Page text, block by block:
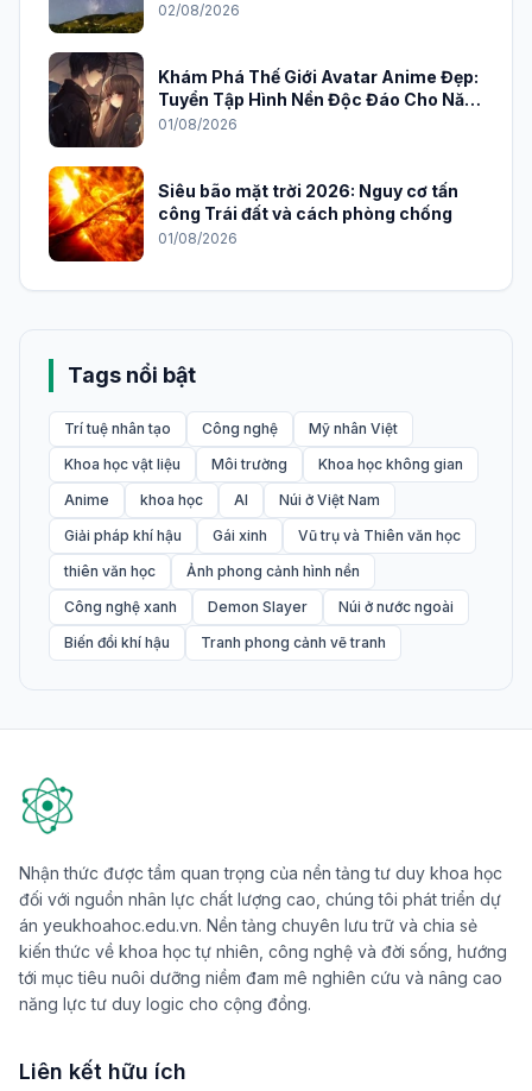
02/08/2026
Khám Phá Thế Giới Avatar Anime Đẹp:
Tuyển Tập Hình Nền Độc Đáo Cho Năm
2026
01/08/2026
Siêu bão mặt trời 2026: Nguy cơ tấn
công Trái đất và cách phòng chống
01/08/2026
Tags nổi bật
Trí tuệ nhân tạo Công nghệ
Mỹ nhân Việt
Khoa học vật liệu
Môi trường
Khoa học không gian
Anime
khoa học AI
Núi ở Việt Nam
Giải pháp khí hậu
Gái xinh
Vũ trụ và Thiên văn học
thiên văn học
Ảnh phong cảnh hình nền
Công nghệ xanh
Demon Slayer
Núi ở nước ngoài
Biến đổi khí hậu
Tranh phong cảnh vẽ tranh
Nhận thức được tầm quan trọng của nền tảng tư duy khoa học
đối với nguồn nhân lực chất lượng cao, chúng tôi phát triển dự
án yeukhoahoc.edu.vn. Nền tảng chuyên lưu trữ và chia sẻ
kiến thức về khoa học tự nhiên, công nghệ và đời sống, hướng
tới mục tiêu nuôi dưỡng niềm đam mê nghiên cứu và nâng cao
năng lực tư duy logic cho cộng đồng.
Liên kết hữu ích